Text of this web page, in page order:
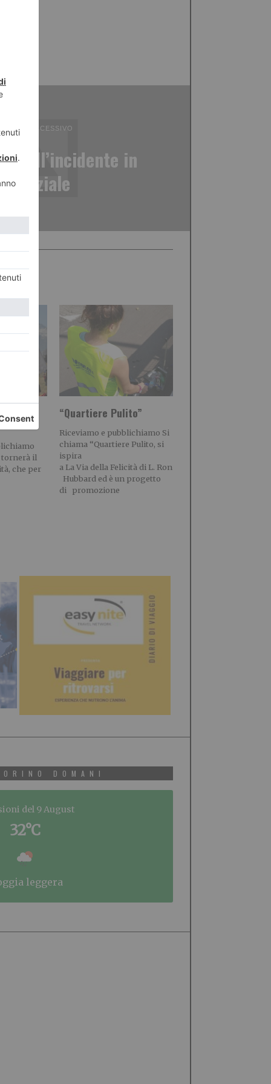
SUCCESSIVO
nell’incidente in
tornerà il
che per
“Quartiere Pulito”
Riceviamo e pubblichiamo Si
chiama “Quartiere Pulito, si
ispira
a La Via della Felicità di L. Ron
Hubbard ed è un progetto
di promozione
DOMANI
del 9 August
32°C
leggera